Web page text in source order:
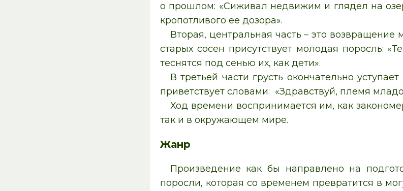
о прошлом: «Сиживал недвижим и глядел на
кропотливого ее дозора».
Вторая, центральная часть – это
старых сосен присутствует молодая поросль:
теснятся под сенью их, как дети».
В третьей части грусть окончательно
приветствует словами: «Здравствуй, племя
Ход времени воспринимается им, как
так и в окружающем мире.
Жанр
Произведение как бы направлено на
поросли, которая со временем превратится в